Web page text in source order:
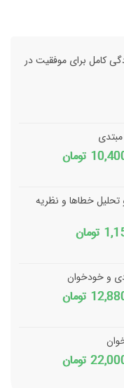
کامل برای موفقیت در
12,000,000 تومان
تومانقیمت
است.
تحلیل خطاها و نظریه
1,800,000 تومان
تومانقیمت
است.و خودخوان
تومانقیمت
تومانقیمت